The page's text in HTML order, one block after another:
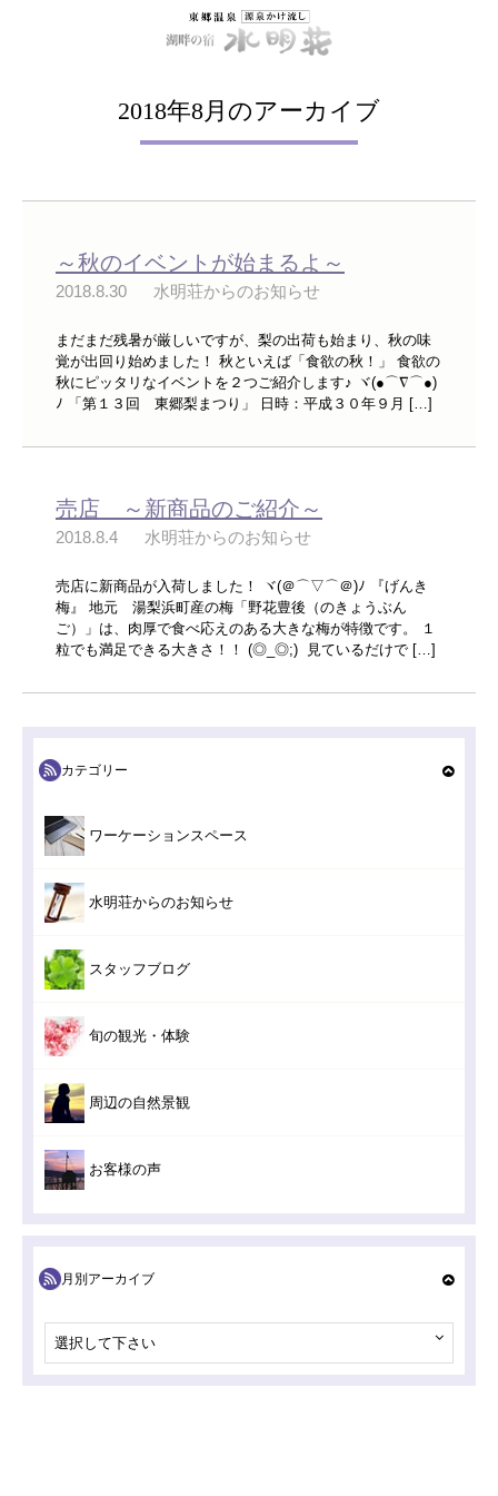
2018年8月のアーカイブ
～秋のイベントが始まるよ～
2018.8.30 水明荘からのお知らせ
まだまだ残暑が厳しいですが、梨の出荷も始まり、秋の味
覚が出回り始めました！ 秋といえば「食欲の秋！」 食欲の
秋にピッタリなイベントを２つご紹介します♪ ヾ(●⌒∇⌒●)
ﾉ 「第１３回 東郷梨まつり」 日時：平成３０年９月 […]
売店 ～新商品のご紹介～
2018.8.4 水明荘からのお知らせ
売店に新商品が入荷しました！ ヾ(＠⌒▽⌒＠)ﾉ 『げんき
梅』 地元 湯梨浜町産の梅「野花豊後（のきょうぶん
ご）」は、肉厚で食べ応えのある大きな梅が特徴です。 １
粒でも満足できる大きさ！！ (◎_◎;) 見ているだけで […]
カテゴリー
ワーケーションスペース
水明荘からのお知らせ
スタッフブログ
旬の観光・体験
周辺の自然景観
お客様の声
月別アーカイブ
選択して下さい